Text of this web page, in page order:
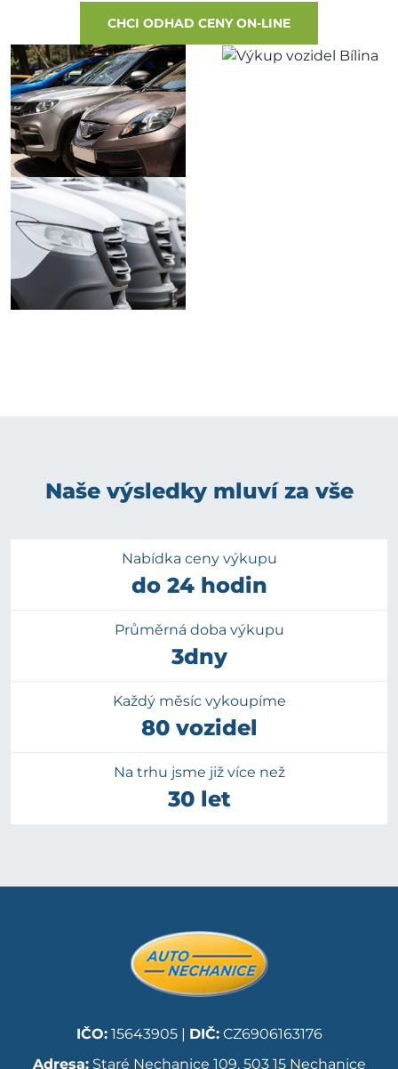
CHCI ODHAD CENY ON-LINE
Naše výsledky mluví za vše
Nabídka ceny výkupu
do 24 hodin
Průměrná doba výkupu
3dny
Každý měsíc vykoupíme
80 vozidel
Na trhu jsme již více než
30 let
IČO:15643905 | DIČ:CZ6906163176
Adresa:Staré Nechanice 109, 503 15 Nechanice